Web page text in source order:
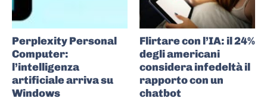
Perplexity Personal
Computer:
l’intelligenza
artificiale arriva su
Windows
Flirtare con l’IA: il 24%
degli americani
considera infedeltà il
rapporto con un
chatbot